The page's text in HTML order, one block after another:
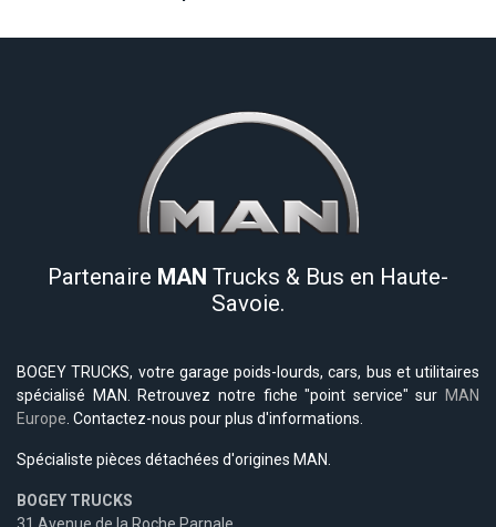
Partenaire MAN Trucks & Bus en Haute-
Savoie.
BOGEY TRUCKS, votre garage poids-lourds, cars, bus et utilitaires
spécialisé MAN. Retrouvez notre fiche "point service" sur MAN
Europe . Contactez-nous pour plus d'informations.
Spécialiste pièces détachées d'origines MAN.
BOGEY TRUCKS